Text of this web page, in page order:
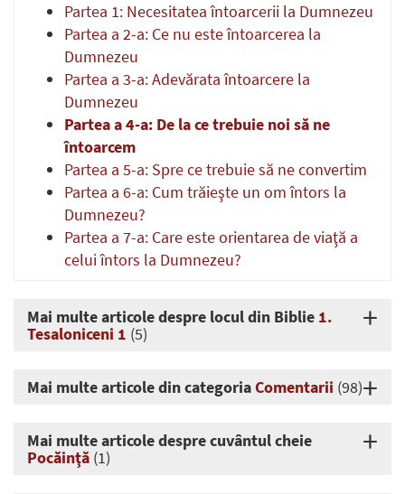
Partea 1: Necesitatea întoarcerii la Dumnezeu
Partea a 2-a: Ce nu este întoarcerea la
Dumnezeu
Partea a 3-a: Adevărata întoarcere la
Dumnezeu
Partea a 4-a: De la ce trebuie noi să ne
întoarcem
Partea a 5-a: Spre ce trebuie să ne convertim
Partea a 6-a: Cum trăieşte un om întors la
Dumnezeu?
Partea a 7-a: Care este orientarea de viaţă a
celui întors la Dumnezeu?
Mai multe articole despre locul din Biblie 1.
Tesaloniceni 1 (5)
Mai multe articole din categoriaComentarii (98)
Mai multe articole despre cuvântul cheie
Pocăinţă (1)